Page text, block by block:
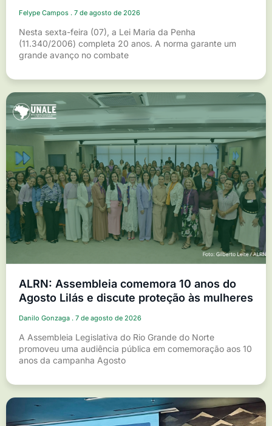
Felype Campos 7 de agosto de 2026
Nesta sexta-feira (07), a Lei Maria da Penha
(11.340/2006) completa 20 anos. A norma garante um
grande avanço no combate
ALRN: Assembleia comemora 10 anos do
Agosto Lilás e discute proteção às mulheres
Danilo Gonzaga 7 de agosto de 2026
A Assembleia Legislativa do Rio Grande do Norte
promoveu uma audiência pública em comemoração aos 10
anos da campanha Agosto